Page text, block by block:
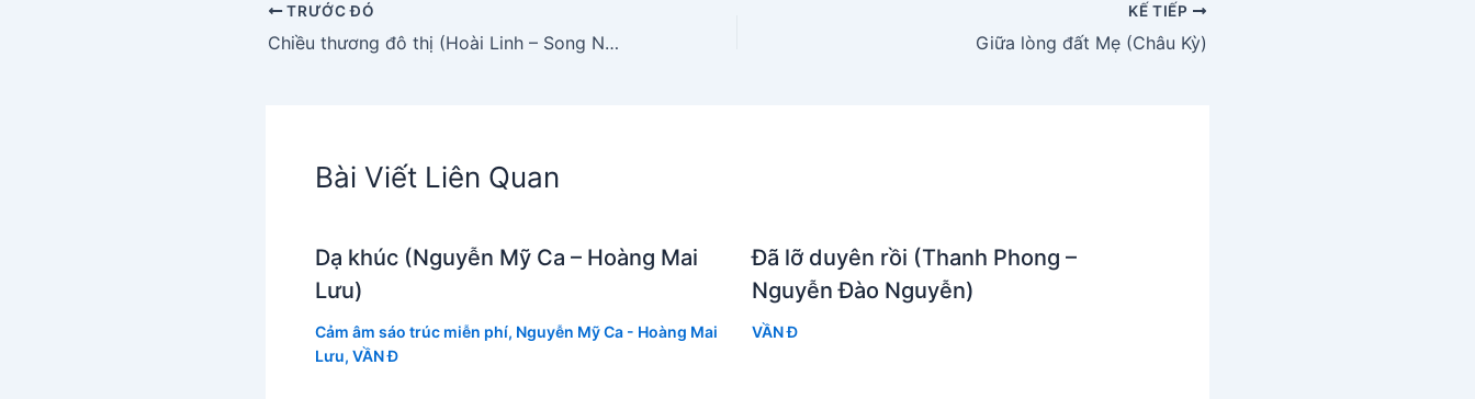
TRƯỚC ĐÓ
Chiều thương đô thị (Hoài Linh – Song Ngọc)
KẾ TIẾP
Giữa lòng đất Mẹ (Châu Kỳ)
Bài Viết Liên Quan
Dạ khúc (Nguyễn Mỹ Ca – Hoàng Mai
Lưu)
Cảm âm sáo trúc miễn phí, Nguyễn Mỹ Ca - Hoàng Mai
Lưu, VẦN Đ
Đã lỡ duyên rồi (Thanh Phong –
Nguyễn Đào Nguyễn)
VẦN Đ